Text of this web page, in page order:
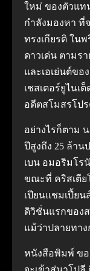
ใหม่ ของตัวแท
กำลังมองหา ที่
ทรงเกียรติ ใน
ดาวเด่น ตามร
และเอเย่นต์ขอ
เชสเตอร์ยูไนเ
อดีตสโมสรโปร
อย่างไรก็ตาม
ปีสูงถึง 25 ล้าน
เบน อมอริมโร
ขณะที่ คริสเตีย
เปียนแชมเปี้ย
ดิวิชั่นแรกของส
แม้ว่าปลายทา
หนังสือพิมพ์ ขอ